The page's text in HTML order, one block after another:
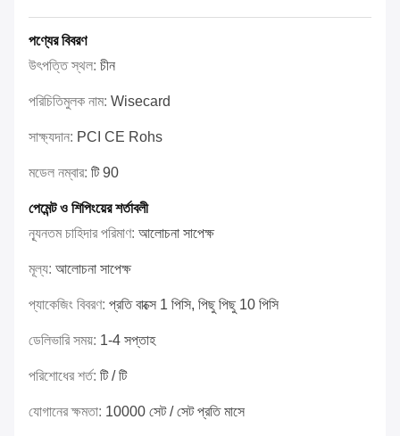
পণ্যের বিবরণ
উৎপত্তি স্থল: চীন
পরিচিতিমুলক নাম: Wisecard
সাক্ষ্যদান: PCI CE Rohs
মডেল নম্বার: টি 90
পেমেন্ট ও শিপিংয়ের শর্তাবলী
ন্যূনতম চাহিদার পরিমাণ: আলোচনা সাপেক্ষ
মূল্য: আলোচনা সাপেক্ষ
প্যাকেজিং বিবরণ: প্রতি বাক্সে 1 পিসি, পিছু পিছু 10 পিসি
ডেলিভারি সময়: 1-4 সপ্তাহ
পরিশোধের শর্ত: টি / টি
যোগানের ক্ষমতা: 10000 সেট / সেট প্রতি মাসে